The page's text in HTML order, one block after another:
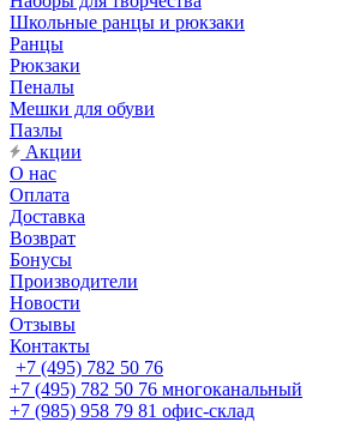
Школьные ранцы и рюкзаки
Ранцы
Рюкзаки
Пеналы
Мешки для обуви
Пазлы
Акции
О нас
Оплата
Доставка
Возврат
Бонусы
Производители
Новости
Отзывы
Контакты
+7 (495) 782 50 76
+7 (495) 782 50 76 многоканальный
+7 (985) 958 79 81 офис-склад